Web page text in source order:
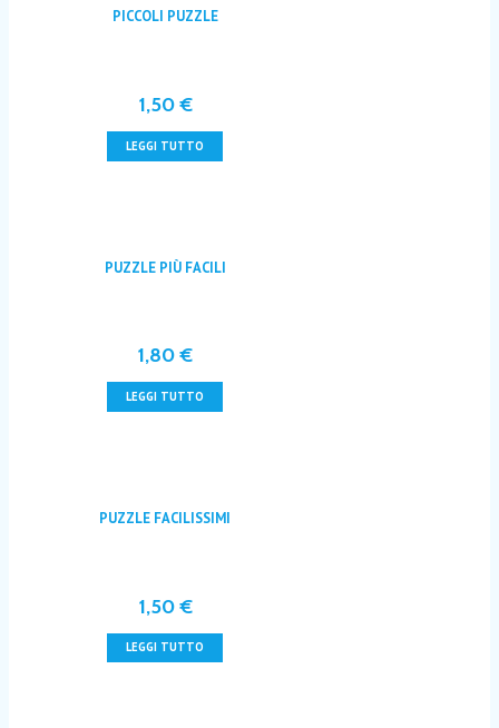
PICCOLI PUZZLE
1,50€
LEGGI TUTTO
PUZZLE PIÙ FACILI
1,80€
LEGGI TUTTO
PUZZLE FACILISSIMI
1,50€
LEGGI TUTTO